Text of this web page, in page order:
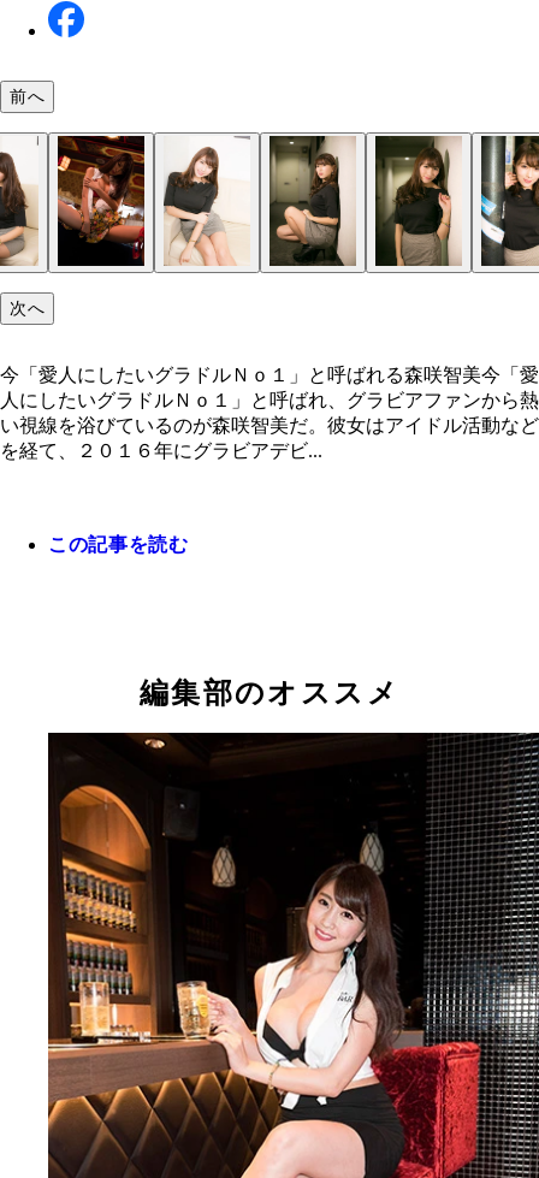
前へ
次へ
今「愛人にしたいグラドルＮｏ１」と呼ばれる森咲智美今「愛
人にしたいグラドルＮｏ１」と呼ばれ、グラビアファンから熱
い視線を浴びているのが森咲智美だ。彼女はアイドル活動など
を経て、２０１６年にグラビアデビ...
この記事を読む
編集部のオススメ